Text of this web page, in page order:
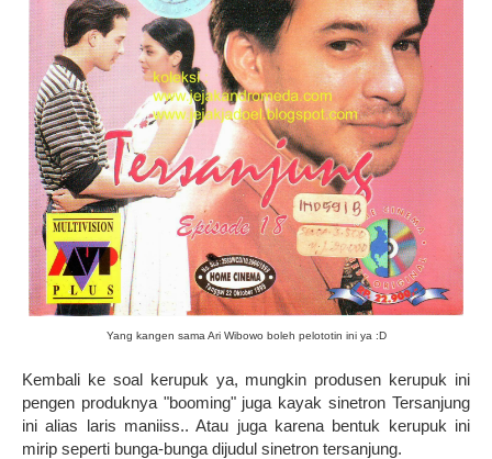
Yang kangen sama Ari Wibowo boleh pelototin ini ya :D
Kembali ke soal kerupuk ya, mungkin produsen kerupuk ini
pengen produknya "booming" juga kayak sinetron Tersanjung
ini alias laris maniiss.. Atau juga karena bentuk kerupuk ini
mirip seperti bunga-bunga dijudul sinetron tersanjung.